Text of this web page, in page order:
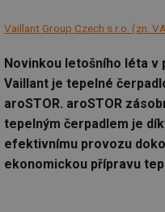
Vaillant Group Czech s.r.o. (zn.
Novinkou letošního léta
Vaillant je tepelné
aroSTOR. aroSTOR
tepelným čerpadlem je
efektivnímu provozu
ekonomickou přípravu